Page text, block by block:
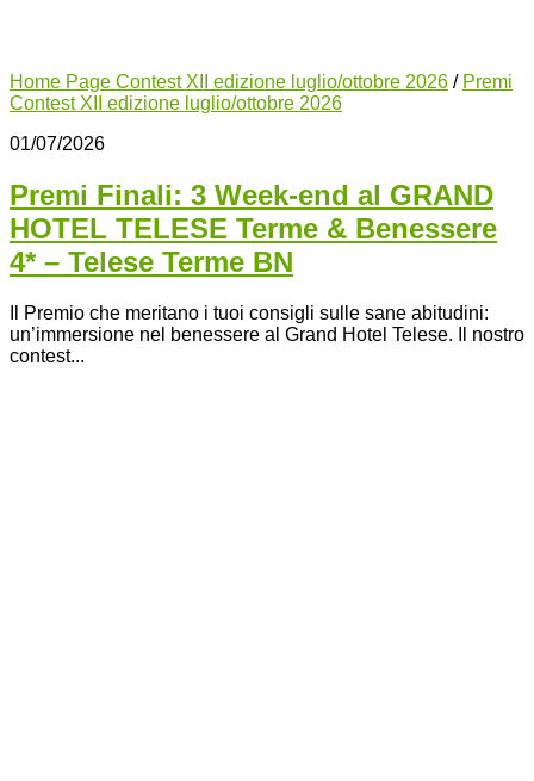
Home Page Contest XII edizione luglio/ottobre 2026 / Premi
Contest XII edizione luglio/ottobre 2026
01/07/2026
Premi Finali: 3 Week-end al GRAND
HOTEL TELESE Terme & Benessere
4* – Telese Terme BN
Il Premio che meritano i tuoi consigli sulle sane abitudini:
un’immersione nel benessere al Grand Hotel Telese. Il nostro
contest...